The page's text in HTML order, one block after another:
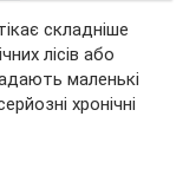
складніше
лісів або
маленькі
хронічні